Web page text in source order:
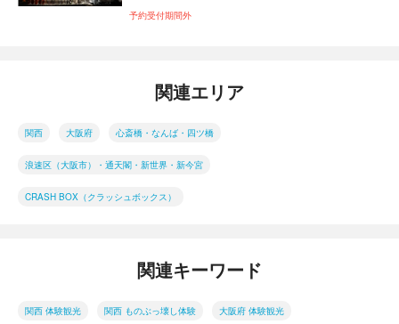
予約受付期間外
関連エリア
関西 大阪府 心斎橋・なんば・四ツ橋
浪速区（大阪市）・通天閣・新世界・新今宮
CRASH BOX（クラッシュボックス）
関連キーワード
関西 体験観光 関西 ものぶっ壊し体験 大阪府 体験観光